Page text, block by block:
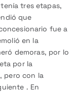
tres etapas,
que
fue a
en la
demoras, por lo
por la
pero con la
. En